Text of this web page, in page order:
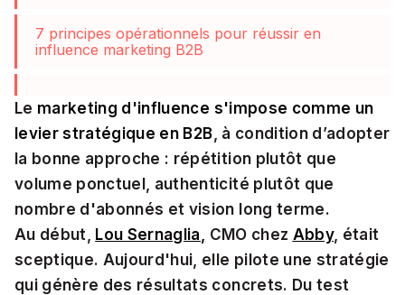
Le marketing d'influence s'impose comme un
levier stratégique en B2B , à condition d’adopter
la bonne approche : répétition plutôt que
volume ponctuel, authenticité plutôt que
nombre d'abonnés et vision long terme.
Au début, Lou Sernaglia CMO chez Abby, était
sceptique. Aujourd'hui, elle pilote une stratégie
qui génère des résultats concrets. Du test
7 principes opérationnels pour réussir en
influence marketing B2B